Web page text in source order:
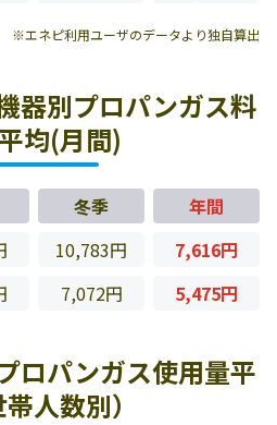
※エネピ利用ユーザのデータより独自算出
器別プロパンガス料
均(月間)
冬季
年間
10,783円
7,616円
7,072円 5,475円
ロパンガス使用量平
人数別）